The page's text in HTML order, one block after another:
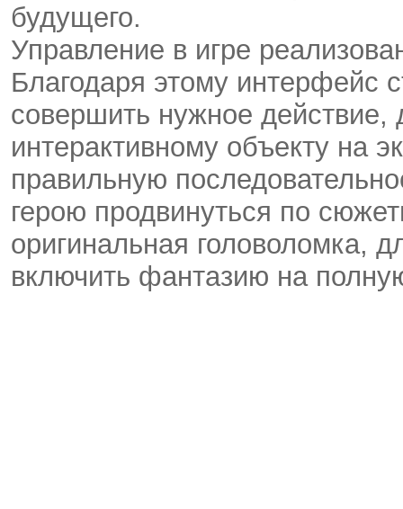
будущего.
Управление в игре
Благодаря этому
совершить нужное действие,
интерактивному объекту на
правильную
герою продвинуться по
оригинальная головоломка,
включить фантазию на